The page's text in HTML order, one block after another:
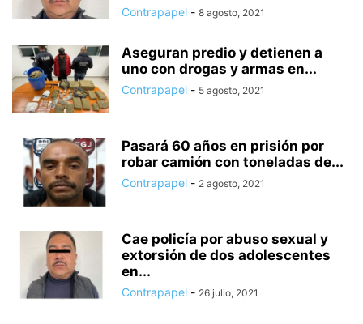
Contrapapel - 8 agosto, 2021
Aseguran predio y detienen a
uno con drogas y armas en...
Contrapapel - 5 agosto, 2021
Pasará 60 años en prisión por
robar camión con toneladas de...
Contrapapel - 2 agosto, 2021
Cae policía por abuso sexual y
extorsión de dos adolescentes
en...
Contrapapel - 26 julio, 2021